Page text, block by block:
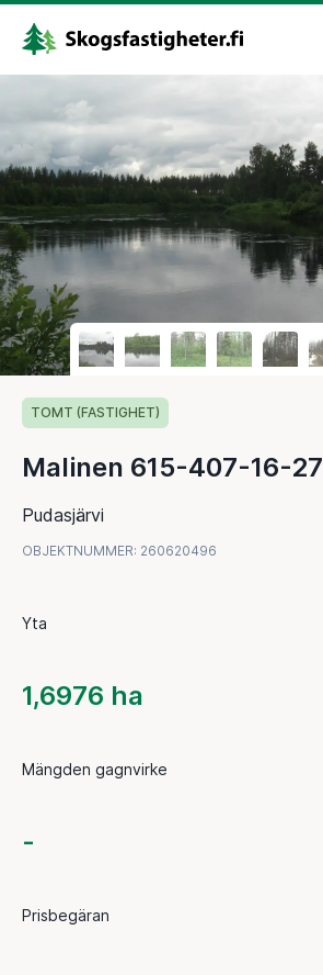
TOMT (FASTIGHET)
Malinen 615-407-16-27
Pudasjärvi
OBJEKTNUMMER: 260620496
Yta
1,6976 ha
Mängden gagnvirke
-
Prisbegäran